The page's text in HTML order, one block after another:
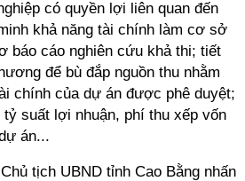
có quyền lợi liên quan đến
khả năng tài chính làm cơ sở
báo cáo nghiên cứu khả thi; tiết
để bù đắp nguồn thu nhằm
chính của dự án được phê duyệt;
suất lợi nhuận, phí thu xếp vốn
án...
tịch UBND tỉnh Cao Bằng nhấn